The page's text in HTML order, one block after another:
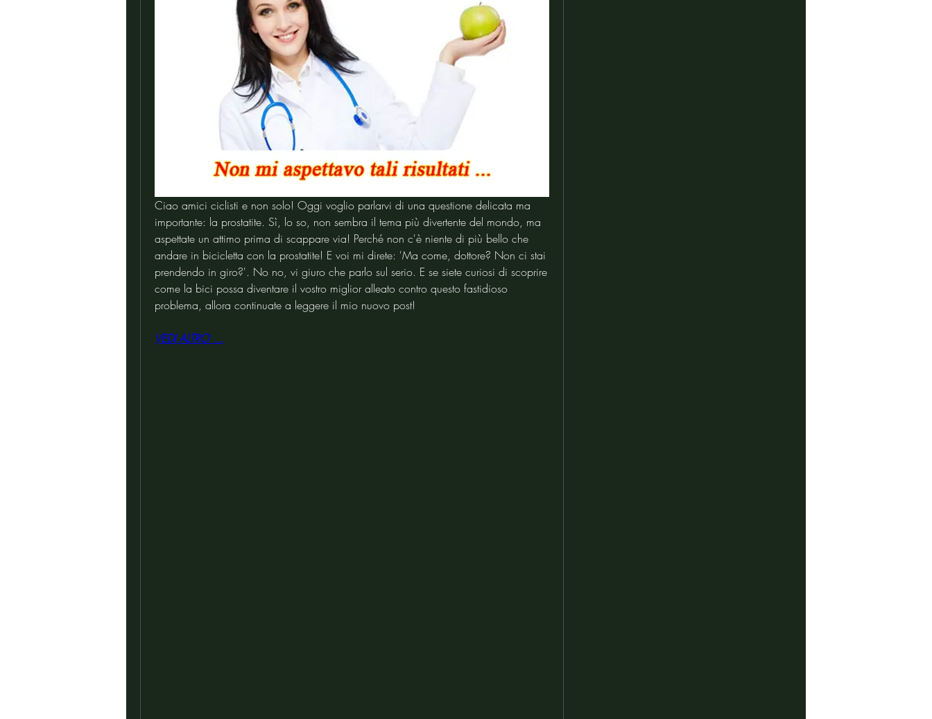
Ciao amici ciclisti e non solo! Oggi voglio parlarvi di una questione delicata ma
importante: la prostatite. Sì, lo so, non sembra il tema più divertente del mondo, ma
aspettate un attimo prima di scappare via! Perché non c'è niente di più bello che
andare in bicicletta con la prostatite! E voi mi direte: 'Ma come, dottore? Non ci stai
prendendo in giro?'. No no, vi giuro che parlo sul serio. E se siete curiosi di scoprire
come la bici possa diventare il vostro miglior alleato contro questo fastidioso
problema, allora continuate a leggere il mio nuovo post!
VEDI ALTRO ...